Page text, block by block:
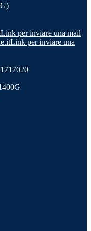
Link per inviare una mail
Link per inviare una